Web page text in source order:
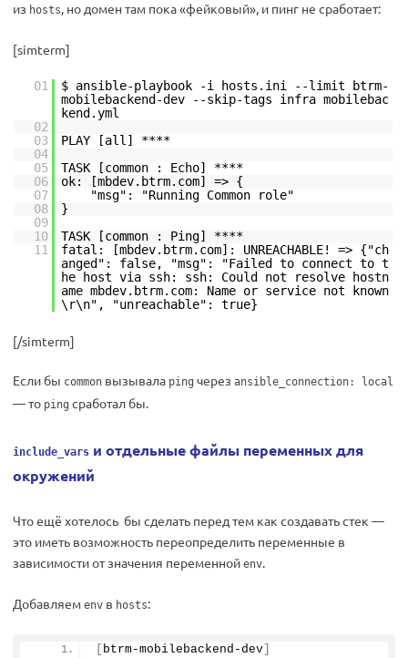
из hosts, но домен там пока «фейковый», и пинг не сработает:
[simterm]
01
$ ansible-playbook -i hosts.ini --limit btrm-
mobilebackend-dev --skip-tags infra mobilebac
kend.yml
02
03
PLAY [all] ****
04
05
TASK [common : Echo] ****
06
ok: [mbdev.btrm.com] => {
07
"msg": "Running Common role"
08
}
09
10
TASK [common : Ping] ****
11
fatal: [mbdev.btrm.com]: UNREACHABLE! => {"ch
anged": false, "msg": "Failed to connect to t
he host via ssh: ssh: Could not resolve hostn
ame mbdev.btrm.com: Name or service not known
\r\n", "unreachable": true}
[/simterm]
Если бы common вызывала ping через ansible_connection: local
— то ping сработал бы.
include_vars и отдельные файлы переменных для
окружений
Что ещё хотелось бы сделать перед тем как создавать стек —
это иметь возможность переопределить переменные в
зависимости от значения переменной env.
Добавляем env в hosts:
btrm-mobilebackend-dev